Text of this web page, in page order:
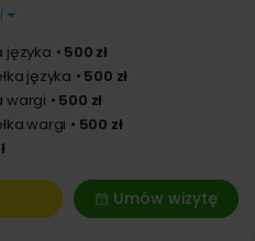
języka
500 zł
języka
500 zł
wargi
500 zł
wargi
500 zł
Umów wizytę